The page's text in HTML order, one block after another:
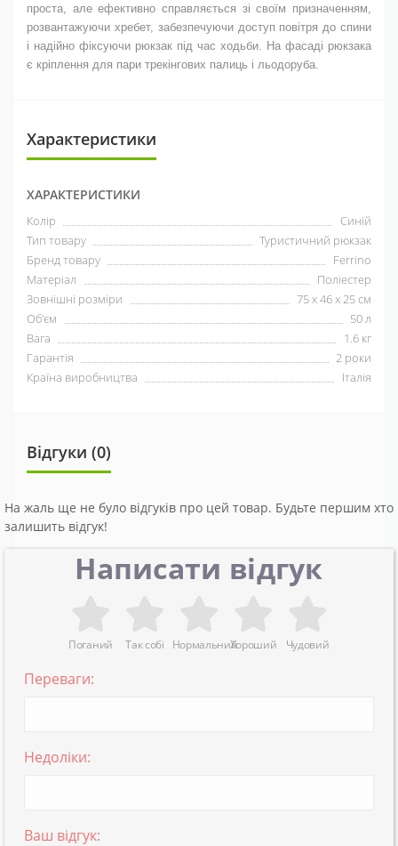
проста, але ефективно справляється зі своїм призначенням,
розвантажуючи хребет, забезпечуючи доступ повітря до спини
і надійно фіксуючи рюкзак під час ходьби. На фасаді рюкзака
є кріплення для пари трекінгових палиць і льодоруба.
Характеристики
ХАРАКТЕРИСТИКИ
Колір
Синій
Тип товару
Туристичний рюкзак
Бренд товару
Ferrino
Матеріал
Поліестер
Зовнішні розміри
75 х 46 х 25 см
Об'єм
50 л
Вага
1.6 кг
Гарантія
2 роки
Країна виробництва
Італія
Відгуки (0)
На жаль ще не було відгуків про цей товар. Будьте першим хто
залишить відгук!
Написати відгук
Поганий Так собі НормальнийХороший Чудовий
Переваги:
Недоліки:
Ваш відгук: